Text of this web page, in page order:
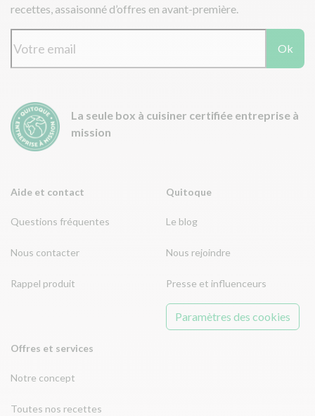
Aide et contact
Questions fréquentes
Nous contacter
Rappel produit
Offres et services
Notre concept
Toutes nos recettes
Quitoque
Le blog
Nous rejoindre
Presse et influenceurs
Paramètres des cookies
recettes, assaisonné d’offres en avant-première.
Ok
La seule box à cuisiner certifiée entreprise à
mission